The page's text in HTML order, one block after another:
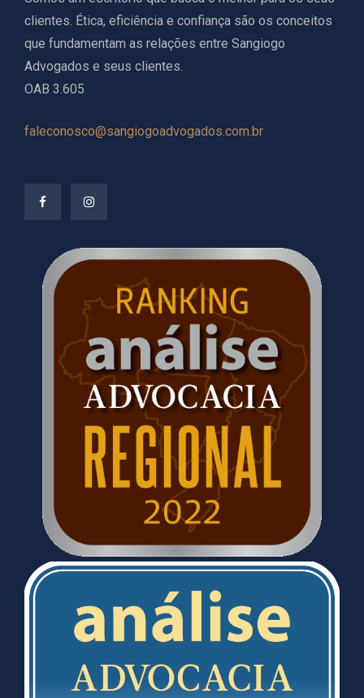
clientes. Ética, eficiência e confiança são os conceitos
que fundamentam as relações entre Sangiogo
Advogados e seus clientes.
OAB 3.605
faleconosco@sangiogoadvogados.com.br